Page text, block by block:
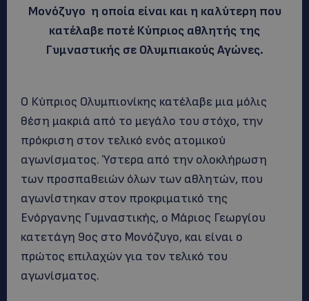
Μονόζυγο η οποία είναι και η καλύτερη που
κατέλαβε ποτέ Κύπριος αθλητής της
Γυμναστικής σε Ολυμπιακούς Αγώνες.
Ο Κύπριος Ολυμπιονίκης κατέλαβε μια μόλις
θέση μακριά από το μεγάλο του στόχο, την
πρόκριση στον τελικό ενός ατομικού
αγωνίσματος. Ύστερα από την ολοκλήρωση
των προσπαθειών όλων των αθλητών, που
αγωνίστηκαν στον προκριματικό της
Ενόργανης Γυμναστικής, ο Μάριος Γεωργίου
κατετάγη 9ος στο Μονόζυγο, και είναι ο
πρώτος επιλαχών για τον τελικό του
αγωνίσματος.